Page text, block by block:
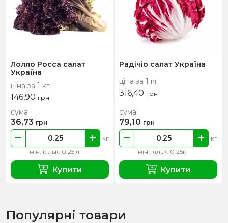
Лолло Росса салат
Україна
ціна за 1 кг
146,90 грн
мін. кільк. 0.25кг
кг
сума
36,73 грн
Купити
Радічіо салат Україна
ціна за 1 кг
316,40 грн
мін. кільк. 0.25кг
кг
сума
79,10 грн
Купити
Популярні товари